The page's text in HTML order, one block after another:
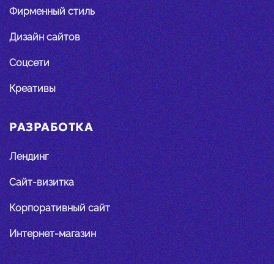
Фирменный стиль
Дизайн сайтов
Соцсети
Креативы
РАЗРАБОТКА
Лендинг
Сайт-визитка
Корпоративный сайт
Интернет-магазин